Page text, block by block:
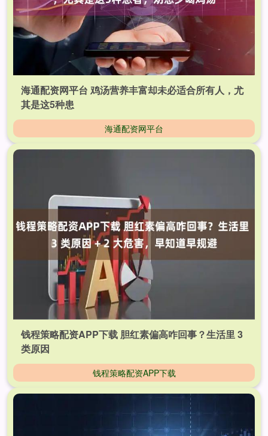
海通配资网平台 鸡汤营养丰富却未必适合所有人，尤
其是这5种患
海通配资网平台
钱程策略配资APP下载 胆红素偏高咋回事？生活里 3
类原因
钱程策略配资APP下载